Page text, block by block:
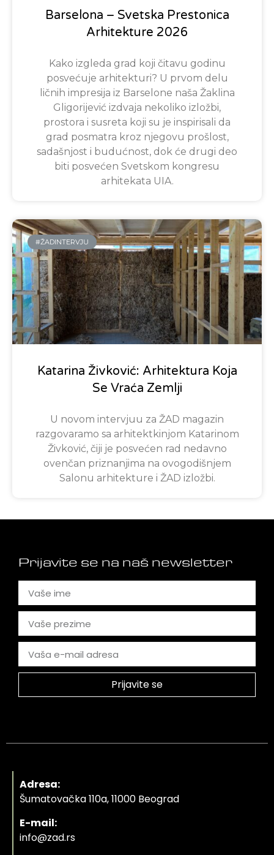
Barselona – Svetska Prestonica
Arhitekture 2026
Kako izgleda grad koji čitavu godinu
posvećuje arhitekturi? U prvom delu
ličnih impresija iz Barselone naša Žaklina
Gligorijević izdvaja nekoliko izložbi,
prostora i susreta koji su je inspirisali da
grad posmatra kroz njegovu prošlost,
sadašnjost i budućnost, dok će drugi deo
biti posvećen Svetskom kongresu
arhitekata UIA.
#ŽADINTERVJU
Katarina Živković: Arhitektura Koja
Se Vraća Zemlji
U novom intervjuu za ŽAD magazin
razgovaramo sa arhitektkinjom Katarinom
Živković, čiji je posvećen rad nedavno
ovenčan priznanjima na ovogodišnjem
Salonu arhitekture i ŽAD izložbi.
Prijavite se na naš newsletter
Prijavite se
Adresa:
Šumatovačka 110a, 11000 Beograd
E-mail:
info@zad.rs